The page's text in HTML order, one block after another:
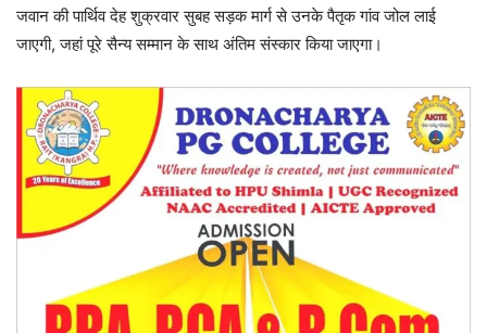
जवान की पार्थिव देह शुक्रवार सुबह सड़क मार्ग से उनके पैतृक गांव जोल लाई
जाएगी, जहां पूरे सैन्य सम्मान के साथ अंतिम संस्कार किया जाएगा।